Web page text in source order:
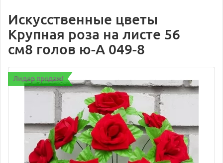
Искусственные цветы
Крупная роза на листе 56
см8 голов ю-А 049-8
Лидер продаж!